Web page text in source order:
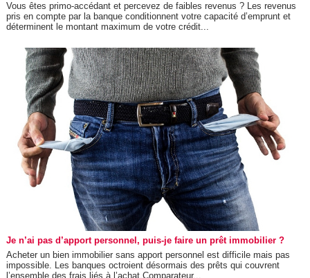
Vous êtes primo-accédant et percevez de faibles revenus ? Les revenus
pris en compte par la banque conditionnent votre capacité d’emprunt et
déterminent le montant maximum de votre crédit...
Je n’ai pas d’apport personnel, puis-je faire un prêt immobilier ?
Acheter un bien immobilier sans apport personnel est difficile mais pas
impossible. Les banques octroient désormais des prêts qui couvrent
l’ensemble des frais liés à l’achat.Comparateur...